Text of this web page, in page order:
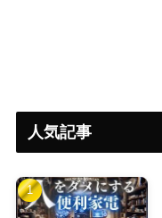
人気記事